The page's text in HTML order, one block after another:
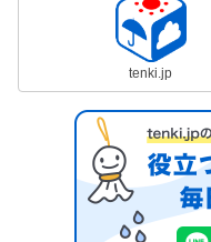
tenki.jp